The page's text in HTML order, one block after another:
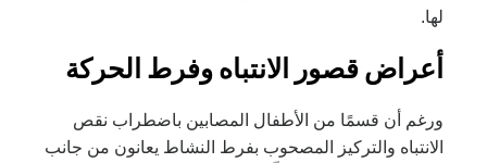
لها.
أعراض قصور الانتباه وفرط الحركة
ورغم أن قسمًا من الأطفال المصابين باضطراب نقص
الانتباه والتركيز المصحوب بفرط النشاط يعانون من جانب